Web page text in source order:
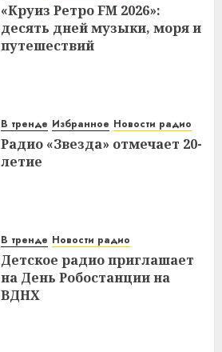
«Круиз Ретро FM 2026»:
десять дней музыки, моря и
путешествий
В тренде Избранное Новости радио
Радио «Звезда» отмечает 20-
летие
В тренде Новости радио
Детское радио приглашает
на День Робостанции на
ВДНХ